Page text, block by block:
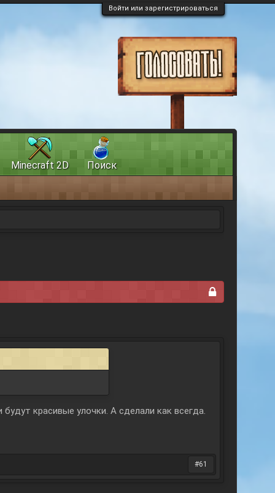
Войти или зарегистрироваться
красивые улочки. А сделали как всегда.
#61
Minecraft 2D Поиск